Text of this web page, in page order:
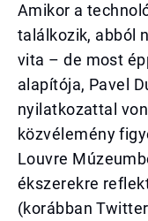
Amikor a
találkozik, abból
vita – de most
alapítója, Pavel
nyilatkozattal
közvélemény
Louvre
ékszerekre
(korábban